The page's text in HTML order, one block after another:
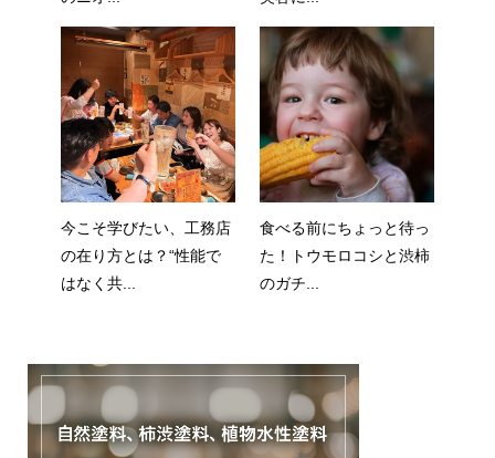
今こそ学びたい、工務店
の在り方とは？“性能で
はなく共...
食べる前にちょっと待っ
た！トウモロコシと渋柿
のガチ...